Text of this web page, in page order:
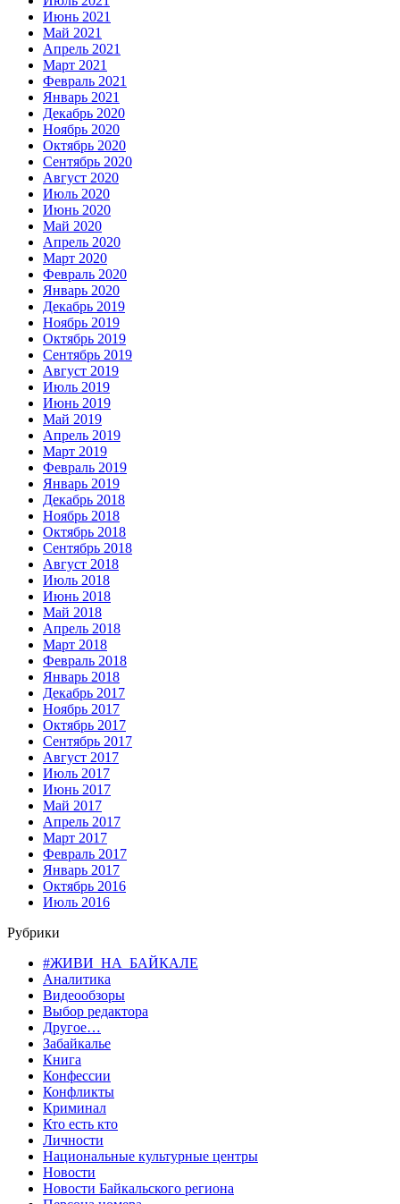
Июнь 2021
Май 2021
Апрель 2021
Март 2021
Февраль 2021
Январь 2021
Декабрь 2020
Ноябрь 2020
Октябрь 2020
Сентябрь 2020
Август 2020
Июль 2020
Июнь 2020
Май 2020
Апрель 2020
Март 2020
Февраль 2020
Январь 2020
Декабрь 2019
Ноябрь 2019
Октябрь 2019
Сентябрь 2019
Август 2019
Июль 2019
Июнь 2019
Май 2019
Апрель 2019
Март 2019
Февраль 2019
Январь 2019
Декабрь 2018
Ноябрь 2018
Октябрь 2018
Сентябрь 2018
Август 2018
Июль 2018
Июнь 2018
Май 2018
Апрель 2018
Март 2018
Февраль 2018
Январь 2018
Декабрь 2017
Ноябрь 2017
Октябрь 2017
Сентябрь 2017
Август 2017
Июль 2017
Июнь 2017
Май 2017
Апрель 2017
Март 2017
Февраль 2017
Январь 2017
Октябрь 2016
Июль 2016
Рубрики
#ЖИВИ_НА_БАЙКАЛЕ
Аналитика
Видеообзоры
Выбор редактора
Другое…
Забайкалье
Книга
Конфессии
Конфликты
Криминал
Кто есть кто
Личности
Национальные культурные центры
Новости
Новости Байкальского региона